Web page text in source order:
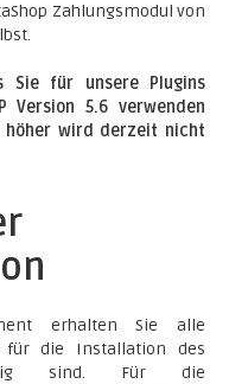
Zahlungsmodul von
Sie für unsere Plugins
Version 5.6 verwenden
höher wird derzeit nicht
erhalten Sie alle
für die Installation des
sind. Für die